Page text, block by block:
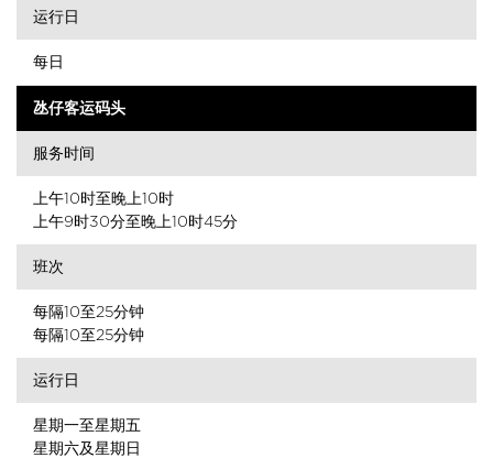
运行日
每日
氹仔客运码头
服务时间
上午10时至晚上10时
上午9时30分至晚上10时45分
班次
每隔10至25分钟
每隔10至25分钟
运行日
星期一至星期五
星期六及星期日